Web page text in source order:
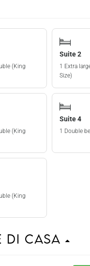
(King
Suite 2
1 Extra
Size)
(King
Suite 4
1 Double
(King
di casa